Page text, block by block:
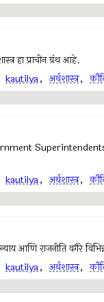
हा प्राचीन ग्रंथ आहे.
kautilya, अर्थशास्त्र,
kautilya, अर्थशास्त्र,
न्याय आणि राजनीति वगैरे
kautilya, अर्थशास्त्र,